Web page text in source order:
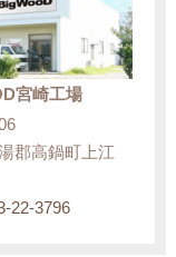
宮崎工場
郡高鍋町上江
22-3796